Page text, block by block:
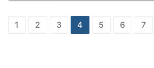
Bejegyzés
1 2 3 4 5 6 7